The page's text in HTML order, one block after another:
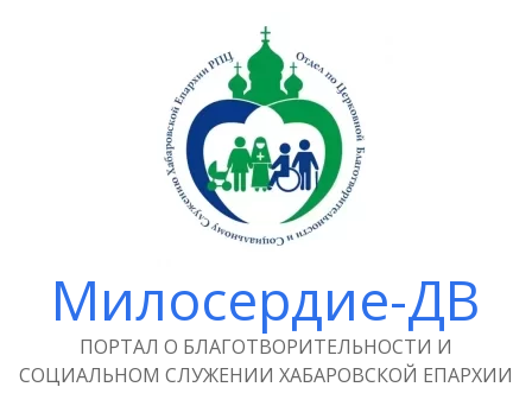
Милосердие-ДВ
ПОРТАЛ О БЛАГОТВОРИТЕЛЬНОСТИ И
СОЦИАЛЬНОМ СЛУЖЕНИИ ХАБАРОВСКОЙ ЕПАРХИИ